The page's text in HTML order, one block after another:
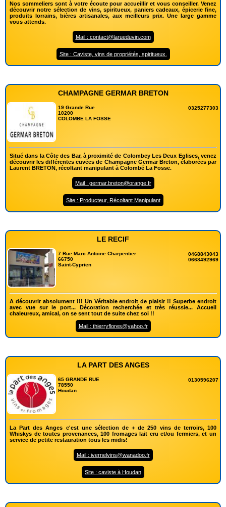
Nos sommeliers sont à votre écoute pour accueillir et vous conseiller. Venez
découvrir notre sélection de vins, spiritueux, paniers cadeaux, épicerie fine,
produits lorrains, bières artisanales, aux meilleurs prix. Une large gamme
vous attends.
Mail : contact@larueduvin.com
Site : Caviste, vins de propriétés, spiritueux.
CHAMPAGNE GERMAR BRETON
19 Grande Rue
10200
COLOMBE LA FOSSE
0325277303
Situé dans la Côte des Bar, à proximité de Colombey Les Deux Eglises, venez
découvrir les différentes cuvées de Champagne Germar Breton, élaborées par
Laurent BRETON, récoltant manipulant à Colombé La Fosse.
Mail : germar.breton@orange.fr
Site : Producteur, Récoltant Manipulant
LE RECIF
7 Rue Marc Antoine Charpentier
66750
Saint-Cyprien
0468843043
0668492969
A découvrir absolument !!! Un Véritable endroit de plaisir !! Superbe endroit
avec vue sur le port... Décoration recherchée et très réussie... Accueil
chaleureux, amical, on se sent tout de suite chez soi !!
Mail : thierryflores@yahoo.fr
LA PART DES ANGES
65 GRANDE RUE
78550
Houdan
0130596207
La Part des Anges c'est une sélection de + de 250 vins de terroirs, 100
Whiskys de toutes provenances, 100 fromages lait cru et/ou fermiers, et un
service de petite restauration tous les midis!
Mail : ivernelvins@wanadoo.fr
Site : caviste à Houdan